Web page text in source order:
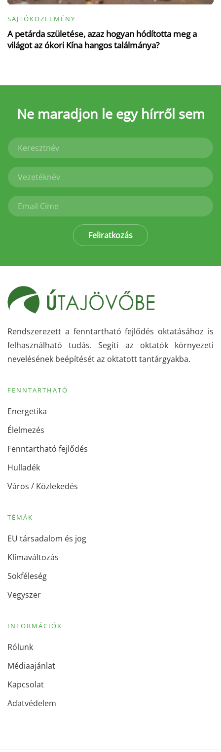
SAJTÓKÖZLEMÉNY
A petárda születése, azaz hogyan hódította meg a
világot az ókori Kína hangos találmánya?
Ne maradjon le egy hírről sem
Feliratkozás
Rendszerezett a fenntartható fejlődés oktatásához is
felhasználható tudás. Segíti az oktatók környezeti
nevelésének beépítését az oktatott tantárgyakba.
FENNTARTHATÓ
Energetika
Élelmezés
Fenntartható fejlődés
Hulladék
Város / Közlekedés
TÉMÁK
EU társadalom és jog
Klímaváltozás
Sokféleség
Vegyszer
INFORMÁCIÓK
Rólunk
Médiaajánlat
Kapcsolat
Adatvédelem